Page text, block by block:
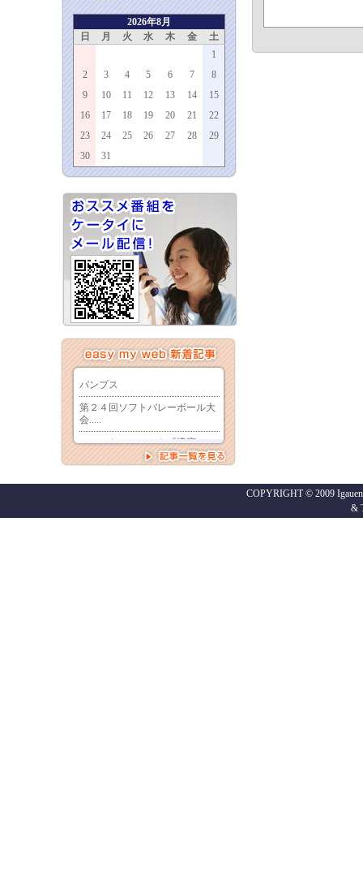
2026年8月
日
月 火 水 木 金
土
1
2
3 4 5 6 7
8
9
10 11 12 13 14
15
16
17 18 19 20 21
22
23
24 25 26 27 28
29
30
31
COPYRIGHT © 2009
&